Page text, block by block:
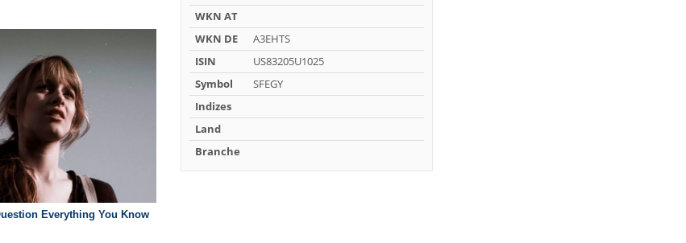
WKN AT
WKN DE
A3EHTS
ISIN
US83205U1025
Symbol
SFEGY
Indizes
Land
Branche